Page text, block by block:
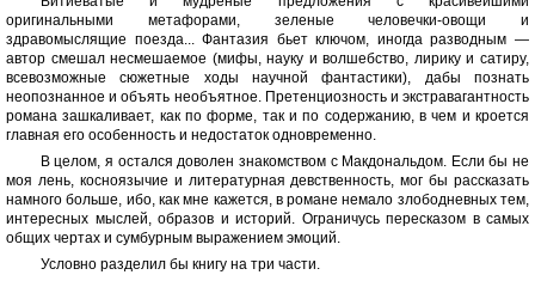
оригинальными метафорами, зеленые человечки-овощи и
здравомыслящие поезда... Фантазия бьет ключом, иногда разводным —
автор смешал несмешаемое (мифы, науку и волшебство, лирику и сатиру,
всевозможные сюжетные ходы научной фантастики), дабы познать
неопознанное и объять необъятное. Претенциозность и экстравагантность
романа зашкаливает, как по форме, так и по содержанию, в чем и кроется
главная его особенность и недостаток одновременно.
В целом, я остался доволен знакомством с Макдональдом. Если бы не
моя лень, косноязычие и литературная девственность, мог бы рассказать
намного больше, ибо, как мне кажется, в романе немало злободневных тем,
интересных мыслей, образов и историй. Ограничусь пересказом в самых
общих чертах и сумбурным выражением эмоций.
Условно разделил бы книгу на три части.